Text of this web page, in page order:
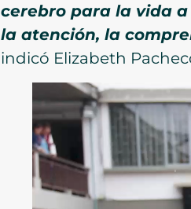
cerebro para la vida
la atención, la
indicó Elizabeth